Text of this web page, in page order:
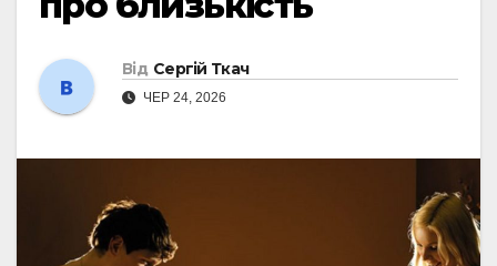
Від Сергій Ткач
ЧЕР 24, 2026